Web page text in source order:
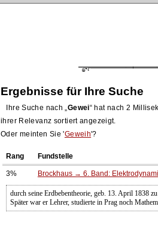
Ergebnisse für Ihre Suche
Ihre Suche nach Gewei hat nach 2
ihrer Relevanz sortiert angezeigt.
Oder meinten Sie 'Geweih'?
Rang Fundstelle
3% Brockhaus → 6. Band:
durch seine Erdbebentheorie, geb. 13. April 1838
Später war er Lehrer, studierte in Prag noch